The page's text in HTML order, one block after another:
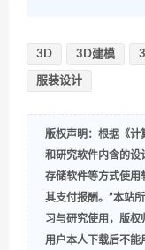
3D 3D建模
服装设计
版权声明：根据《计
和研究软件内含的设
存储软件等方式使用
其支付报酬。”本站
习与研究使用，版权
用户本人下载后不能